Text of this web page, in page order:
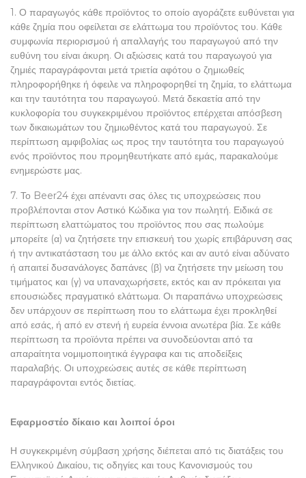
1. Ο παραγωγός κάθε προϊόντος το οποίο αγοράζετε ευθύνεται για
κάθε ζημία που οφείλεται σε ελάττωμα του προϊόντος του. Κάθε
συμφωνία περιορισμού ή απαλλαγής του παραγωγού από την
ευθύνη του είναι άκυρη. Οι αξιώσεις κατά του παραγωγού για
ζημιές παραγράφονται μετά τριετία αφότου ο ζημιωθείς
πληροφορήθηκε ή όφειλε να πληροφορηθεί τη ζημία, το ελάττωμα
και την ταυτότητα του παραγωγού. Μετά δεκαετία από την
κυκλοφορία του συγκεκριμένου προϊόντος επέρχεται απόσβεση
των δικαιωμάτων του ζημιωθέντος κατά του παραγωγού. Σε
περίπτωση αμφιβολίας ως προς την ταυτότητα του παραγωγού
ενός προϊόντος που προμηθευτήκατε από εμάς, παρακαλούμε
ενημερώστε μας.
7. Το Beer24 έχει απέναντι σας όλες τις υποχρεώσεις που
προβλέπονται στον Αστικό Κώδικα για τον πωλητή. Ειδικά σε
περίπτωση ελαττώματος του προϊόντος που σας πωλούμε
μπορείτε (α) να ζητήσετε την επισκευή του χωρίς επιβάρυνση σας
ή την αντικατάσταση του με άλλο εκτός και αν αυτό είναι αδύνατο
ή απαιτεί δυσανάλογες δαπάνες (β) να ζητήσετε την μείωση του
τιμήματος και (γ) να υπαναχωρήσετε, εκτός και αν πρόκειται για
επουσιώδες πραγματικό ελάττωμα. Οι παραπάνω υποχρεώσεις
δεν υπάρχουν σε περίπτωση που το ελάττωμα έχει προκληθεί
από εσάς, ή από εν στενή ή ευρεία έννοια ανωτέρα βία. Σε κάθε
περίπτωση τα προϊόντα πρέπει να συνοδεύονται από τα
απαραίτητα νομιμοποιητικά έγγραφα και τις αποδείξεις
παραλαβής. Οι υποχρεώσεις αυτές σε κάθε περίπτωση
παραγράφονται εντός διετίας.
Εφαρμοστέο δίκαιο και λοιποί όροι
Η συγκεκριμένη σύμβαση χρήσης διέπεται από τις διατάξεις του
Ελληνικού Δικαίου, τις οδηγίες και τους Κανονισμούς του